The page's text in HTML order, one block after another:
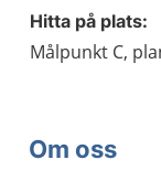
Hitta på plats:
Målpunkt C,
Om oss